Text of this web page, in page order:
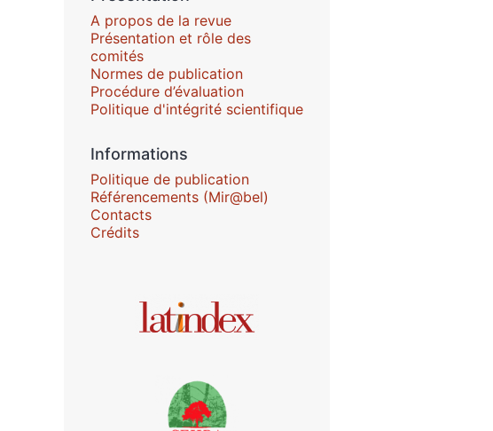
A propos de la revue
Présentation et rôle des
comités
Normes de publication
Procédure d’évaluation
Politique d'intégrité scientifique
Informations
Politique de publication
Référencements (Mir@bel)
Contacts
Crédits
Affiliations/partenaires